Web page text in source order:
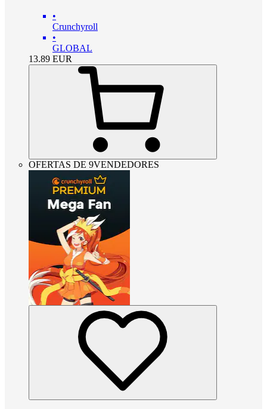
•
Crunchyroll
•
GLOBAL
13.89 EUR
OFERTAS DE 9VENDEDORES